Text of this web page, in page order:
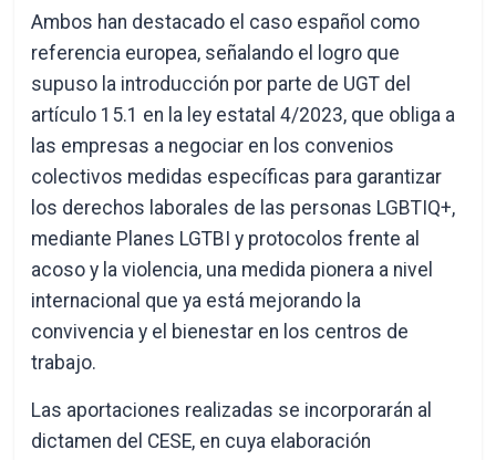
Ambos han destacado el caso español como
referencia europea, señalando el logro que
supuso la introducción por parte de UGT del
artículo 15.1 en la ley estatal 4/2023, que obliga a
las empresas a negociar en los convenios
colectivos medidas específicas para garantizar
los derechos laborales de las personas LGBTIQ+,
mediante Planes LGTBI y protocolos frente al
acoso y la violencia, una medida pionera a nivel
internacional que ya está mejorando la
convivencia y el bienestar en los centros de
trabajo.
Las aportaciones realizadas se incorporarán al
dictamen del CESE, en cuya elaboración